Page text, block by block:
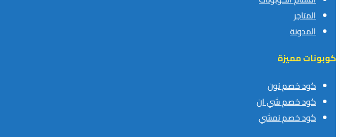
المتاجر
المدونة
كوبونات مميزة
كود خصم نون
كود خصم شي ان
كود خصم نمشي